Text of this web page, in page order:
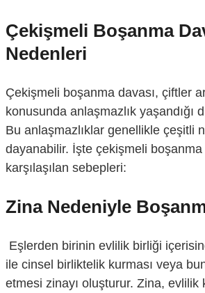
Çekişmeli Boşanma
Nedenleri
Çekişmeli boşanma davası, çiftler
konusunda anlaşmazlık yaşandığı
Bu anlaşmazlıklar genellikle çeşitli
dayanabilir. İşte çekişmeli boşanma
karşılaşılan sebepleri:
Zina Nedeniyle
Eşlerden birinin evlilik birliği
ile cinsel birliktelik kurması veya
etmesi zinayı oluşturur. Zina, evlilik